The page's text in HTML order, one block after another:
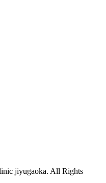
jiyugaoka. All Rights